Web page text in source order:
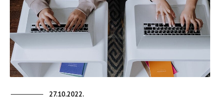
27.10.2022.